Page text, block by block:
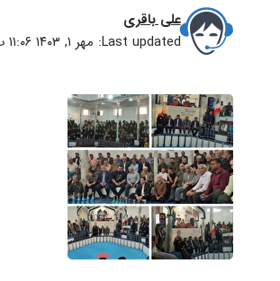
Last updated: مهر ۱, ۱۴۰۳ ۱۱:۰۶ ب٫ظ
علی باقری